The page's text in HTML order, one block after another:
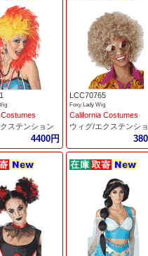
ステンション
4400円
LCC70765
Foxy Lady Wig
California Costumes
ウィグ/エクステンシ